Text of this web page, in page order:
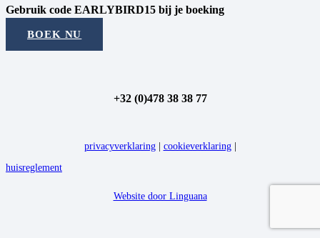
Gebruik code EARLYBIRD15 bij je boeking
BOEK NU
+32 (0)478 38 38 77
privacyverklaring cookieverklaring
huisreglement
Website door Linguana